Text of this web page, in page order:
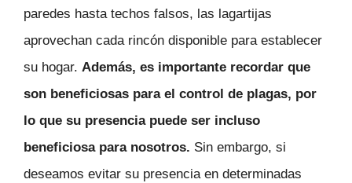
paredes hasta techos falsos, las lagartijas
aprovechan cada rincón disponible para establecer
su hogar. Además, es importante recordar que
son beneficiosas para el control de plagas, por
lo que su presencia puede ser incluso
beneficiosa para nosotros. Sin embargo, si
deseamos evitar su presencia en determinadas